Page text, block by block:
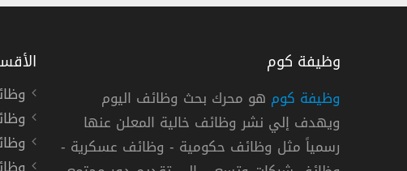
تعلن وظائف لحملة الدبلوم فأعلي بينبع
وظيفة كوم
وظيفة كوم هو محرك بحث وظائف اليوم
ويهدف إلي نشر وظائف خالية المعلن عنها
رسمياً مثل وظائف حكومية - وظائف عسكرية -